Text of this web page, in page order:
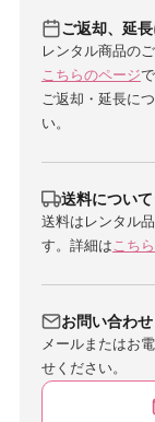
ご返却、延
レンタル商品の
こちらのページ
ご返却・延長に
い。
送料について
送料はレンタル
す。詳細はこち
お問い合わせ
メールまたはお
せください。